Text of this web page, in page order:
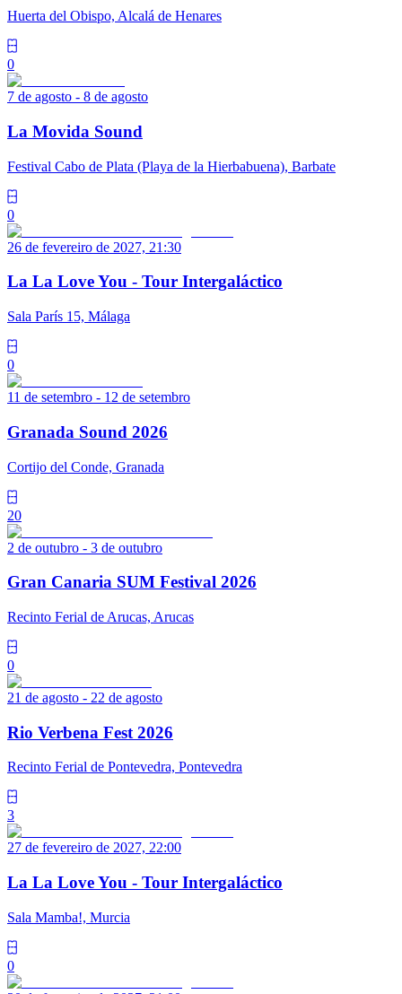
Huerta del Obispo, Alcalá de Henares
0
7 de agosto - 8 de agosto
La Movida Sound
Festival Cabo de Plata (Playa de la Hierbabuena), Barbate
0
26 de fevereiro de 2027, 21:30
La La Love You - Tour Intergaláctico
Sala París 15, Málaga
0
11 de setembro - 12 de setembro
Granada Sound 2026
Cortijo del Conde, Granada
20
2 de outubro - 3 de outubro
Gran Canaria SUM Festival 2026
Recinto Ferial de Arucas, Arucas
0
21 de agosto - 22 de agosto
Rio Verbena Fest 2026
Recinto Ferial de Pontevedra, Pontevedra
3
27 de fevereiro de 2027, 22:00
La La Love You - Tour Intergaláctico
Sala Mamba!, Murcia
0